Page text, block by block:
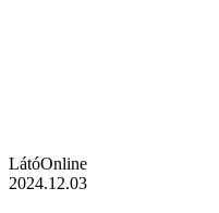
LátóOnline
2024.12.03